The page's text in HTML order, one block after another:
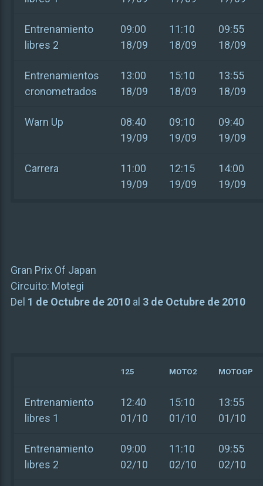
Entrenamiento
libres 2
09:00
18/09
11:10
18/09
09:55
18/09
Entrenamientos
cronometrados
13:00
18/09
15:10
18/09
13:55
18/09
Warn Up
08:40
19/09
09:10
19/09
09:40
19/09
Carrera
11:00
19/09
12:15
19/09
14:00
19/09
Gran Prix Of Japan
Circuito: Motegi
Del 1 de Octubre de 2010al 3 de Octubre de 2010
125 MOTO2 MOTOGP
Entrenamiento
libres 1
12:40
01/10
15:10
01/10
13:55
01/10
Entrenamiento
libres 2
09:00
02/10
11:10
02/10
09:55
02/10